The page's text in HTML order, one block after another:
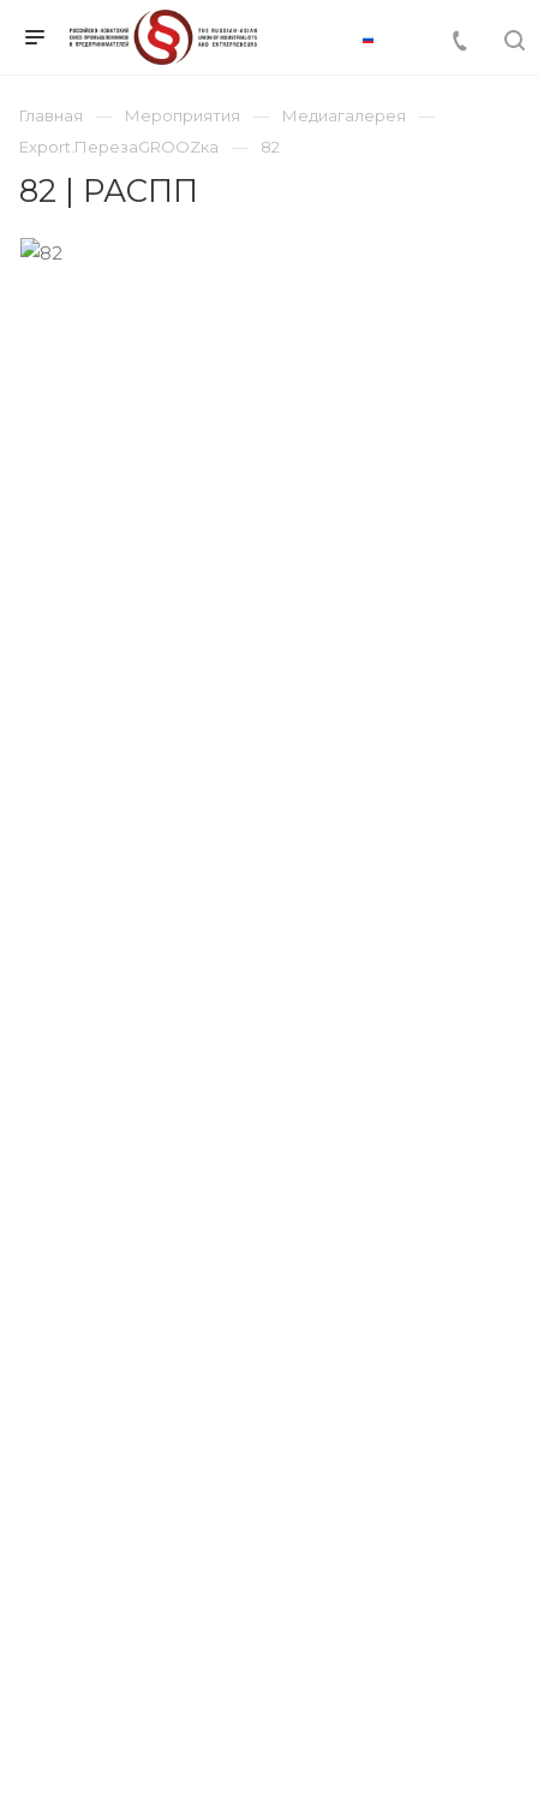
Главная Мероприятия
Медиагалерея
Export.ПерезаGROOZка
82
82 | РАСПП